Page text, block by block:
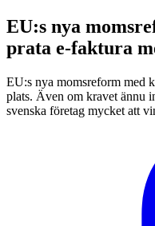
EU:s nya
prata e-faktura
EU:s nya momsreform med
plats. Även om kravet ännu
svenska företag mycket att